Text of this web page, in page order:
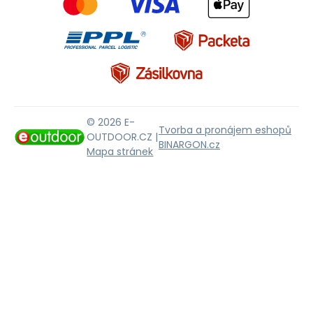
© 2026 E-
OUTDOOR.CZ |
Mapa stránek
Tvorba a pronájem eshopů
BINARGON.cz